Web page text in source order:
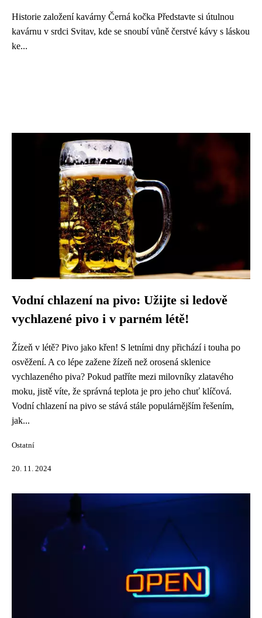
Historie založení kavárny Černá kočka Představte si útulnou
kavárnu v srdci Svitav, kde se snoubí vůně čerstvé kávy s láskou
ke...
Vodní chlazení na pivo: Užijte si ledově
vychlazené pivo i v parném létě!
Žízeň v létě? Pivo jako křen! S letními dny přichází i touha po
osvěžení. A co lépe zažene žízeň než orosená sklenice
vychlazeného piva? Pokud patříte mezi milovníky zlatavého
moku, jistě víte, že správná teplota je pro jeho chuť klíčová.
Vodní chlazení na pivo se stává stále populárnějším řešením,
jak...
Ostatní
20. 11. 2024